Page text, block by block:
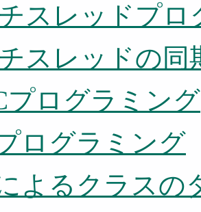
スレッドプロ
スレッドの同
プログラミング
ログラミング
よるクラスの